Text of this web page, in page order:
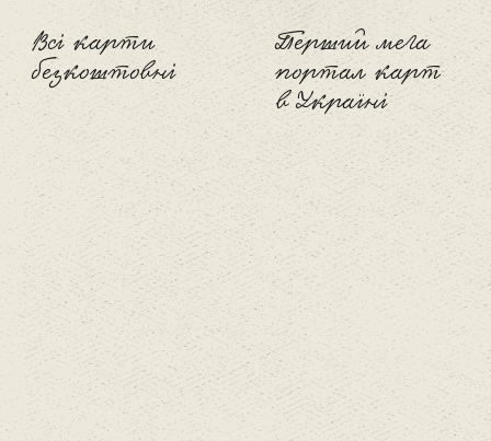
Всі карти
безкоштовні
Перший мега
портал карт
в Україні